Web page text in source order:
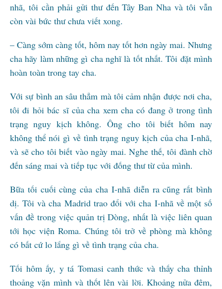
nhã, tôi cần phải gửi thư đến Tây Ban Nha và tôi vẫn
còn vài bức thư chưa viết xong.
– Càng sớm càng tốt, hôm nay tốt hơn ngày mai. Nhưng
cha hãy làm những gì cha nghĩ là tốt nhất. Tôi đặt mình
hoàn toàn trong tay cha.
Với sự bình an sâu thẳm mà tôi cảm nhận được nơi cha,
tôi đi hỏi bác sĩ của cha xem cha có đang ở trong tình
trạng nguy kịch không. Ông cho tôi biết hôm nay
không thể nói gì về tình trạng nguy kịch của cha I-nhã,
và sẽ cho tôi biết vào ngày mai. Nghe thế, tôi đành chờ
đến sáng mai và tiếp tục với đống thư từ của mình.
Bữa tối cuối cùng của cha I-nhã diễn ra cũng rất bình
dị. Tôi và cha Madrid trao đổi với cha I-nhã về một số
vấn đề trong việc quản trị Dòng, nhất là việc liên quan
tới học viện Roma. Chúng tôi trở về phòng mà không
có bất cứ lo lắng gì về tình trạng của cha.
Tối hôm ấy, y tá Tomasi canh thức và thấy cha thỉnh
thoảng vặn mình và thốt lên vài lời. Khoảng nửa đêm,